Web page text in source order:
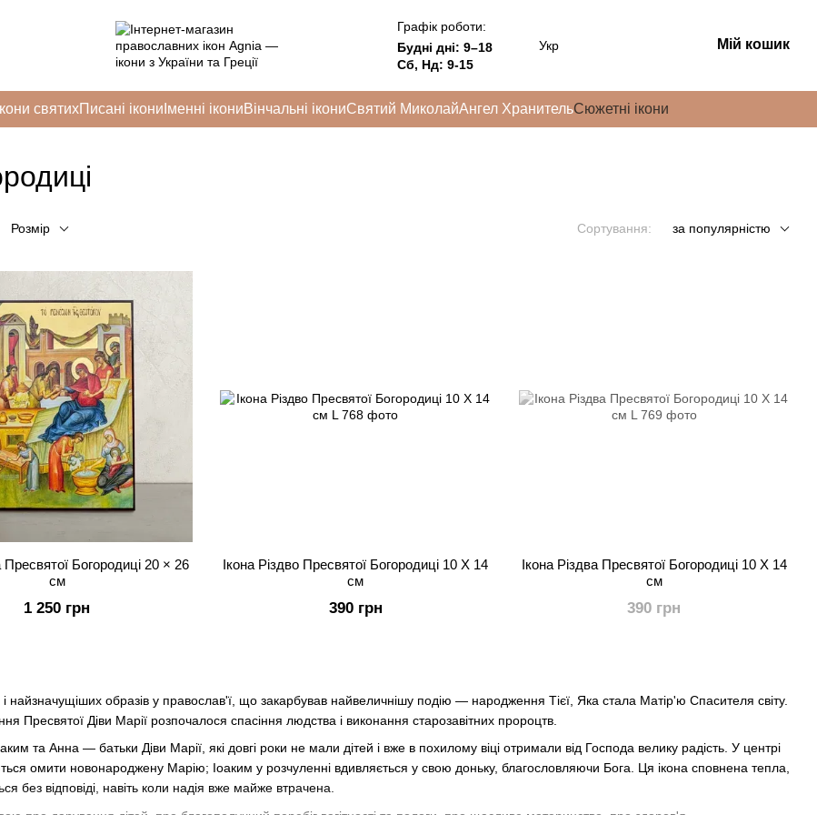
Графік роботи:
Будні дні: 9–18
Сб, Нд: 9-15
Укр Мій кошик
Ікони святихПисані ікони Іменні ікониВінчальні ікониСвятий МиколайАнгел ХранительСюжетні ікони
Розмір Сортування: за популярністю
найзначущіших образів у православ'ї, що закарбував найвеличнішу подію — народження Тієї, Яка стала Матір'ю Спасителя світу.
Пресвятої Діви Марії розпочалося спасіння людства і виконання старозавітних пророцтв.
та Анна — батьки Діви Марії, які довгі роки не мали дітей і вже в похилому віці отримали від Господа велику радість. У центрі
омити новонароджену Марію; Іоаким у розчуленні вдивляється у свою доньку, благословляючи Бога. Ця ікона сповнена тепла,
без відповіді, навіть коли надія вже майже втрачена.
Пресвятої Богородиці 20 × 26
см
1 250 грн
Ікона Різдво Пресвятої Богородиці 10 Х 14
см
390 грн
Ікона Різдва Пресвятої Богородиці 10 Х 14
см
390 грн